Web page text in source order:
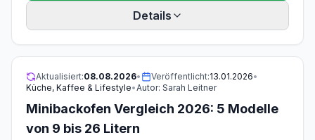
Stellfläche und Stromkosten-Rechnung mit
offengelegtem Rechenweg.
Details
Aktualisiert:08.08.2026• Veröffentlicht:13.01.2026•
Küche, Kaffee & Lifestyle•Autor: Sarah Leitner
Minibackofen Vergleich 2026: 5 Modelle
von 9 bis 26 Litern